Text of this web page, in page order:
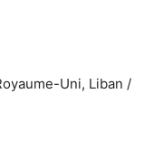
Uni, Liban /